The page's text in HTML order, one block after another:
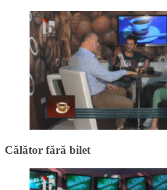
Călător fără bilet